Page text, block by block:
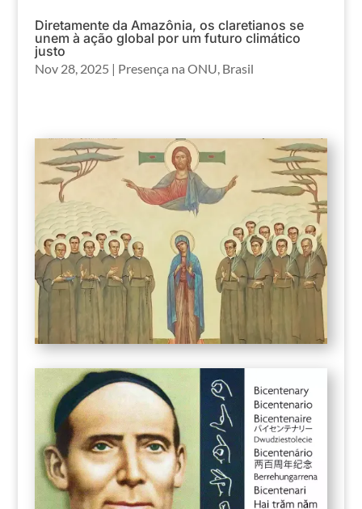
Diretamente da Amazônia, os claretianos se
unem à ação global por um futuro climático
justo
Nov 28, 2025 | Presença na ONU, Brasil